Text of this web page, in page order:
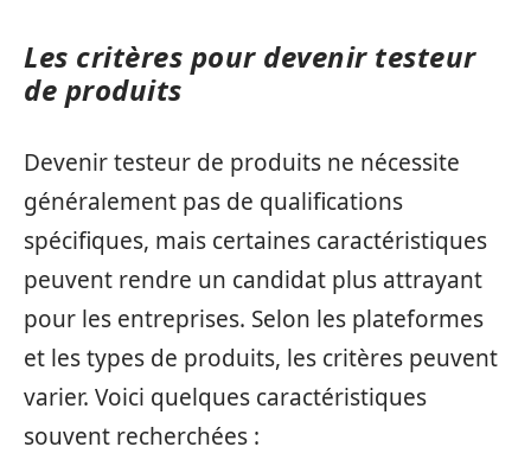
Les critères pour devenir testeur
de produits
Devenir testeur de produits ne nécessite
généralement pas de qualifications
spécifiques, mais certaines caractéristiques
peuvent rendre un candidat plus attrayant
pour les entreprises. Selon les plateformes
et les types de produits, les critères peuvent
varier. Voici quelques caractéristiques
souvent recherchées :